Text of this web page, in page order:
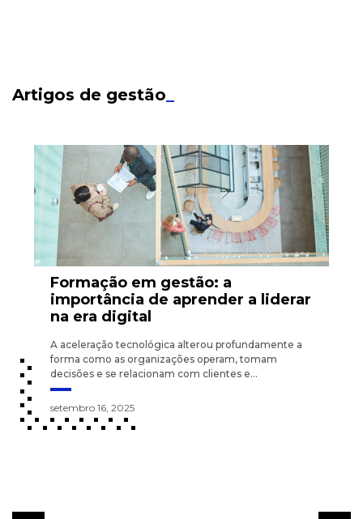
Artigos de gestão
Formação em gestão: a
importância de aprender a liderar
na era digital
A aceleração tecnológica alterou profundamente a
forma como as organizações operam, tomam
decisões e se relacionam com clientes e...
setembro 16, 2025